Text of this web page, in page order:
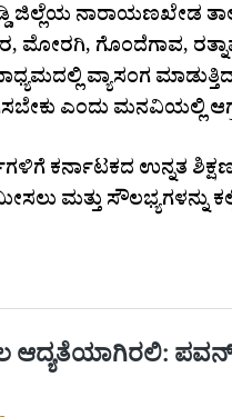
ಜಿಲ್ಲೆಯ ನಾರಾಯಣಖೇಡ
ಮೋರಗಿ, ಗೊಂದೆಗಾವ,
ವ್ಯಾಸಂಗ
ಎಂದು ಮನವಿಯಲ್ಲಿ
ಕರ್ನಾಟಕದ ಉನ್ನತ
ಮತ್ತು ಸೌಲಭ್ಯಗಳನ್ನು